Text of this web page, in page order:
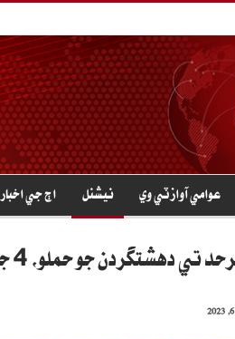
عوامي آواز ٽي وي نيشنل اڄ جي اخبار
حملو، 4 جوان شهيد، 12 دهشتگرد مارجي ويا